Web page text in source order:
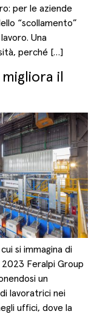
per le aziende
“scollamento”
Una
perché […]
il
si immagina di
Feralpi Group
un
lavoratrici nei
uffici, dove la